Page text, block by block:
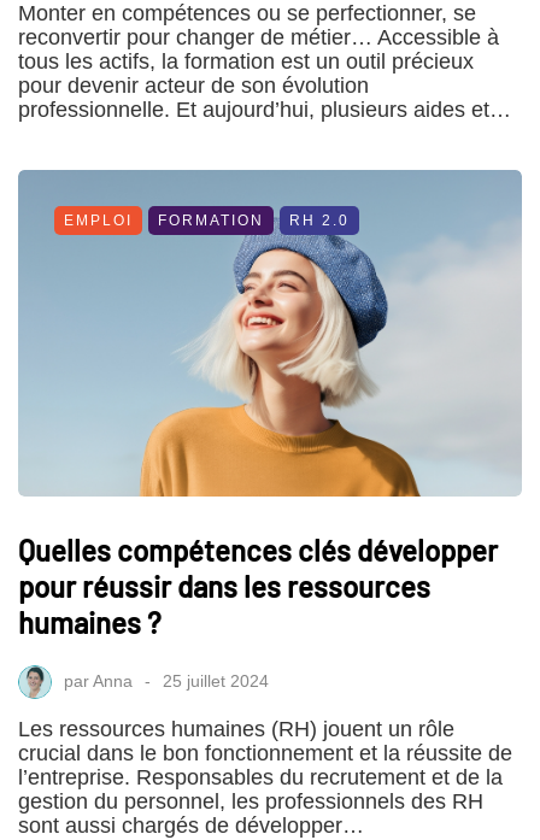
Monter en compétences ou se perfectionner, se
reconvertir pour changer de métier… Accessible à
tous les actifs, la formation est un outil précieux
pour devenir acteur de son évolution
professionnelle. Et aujourd’hui, plusieurs aides et…
EMPLOI FORMATION RH 2.0
Quelles compétences clés développer
pour réussir dans les ressources
humaines ?
parAnna 25 juillet 2024
Les ressources humaines (RH) jouent un rôle
crucial dans le bon fonctionnement et la réussite de
l’entreprise. Responsables du recrutement et de la
gestion du personnel, les professionnels des RH
sont aussi chargés de développer…